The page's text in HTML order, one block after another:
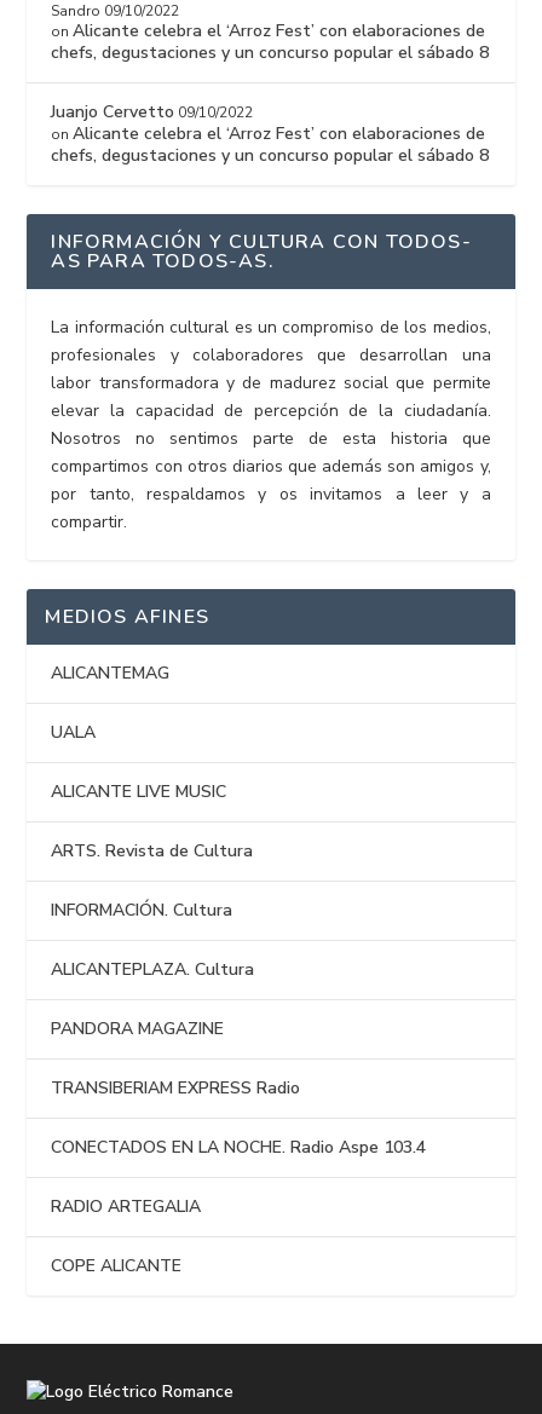
Sandro 09/10/2022
onAlicante celebra el ‘Arroz Fest’ con elaboraciones de
chefs, degustaciones y un concurso popular el sábado 8
Juanjo Cervetto 09/10/2022
onAlicante celebra el ‘Arroz Fest’ con elaboraciones de
chefs, degustaciones y un concurso popular el sábado 8
INFORMACIÓN Y CULTURA CON TODOS-
AS PARA TODOS-AS.
La información cultural es un compromiso de los medios,
profesionales y colaboradores que desarrollan una
labor transformadora y de madurez social que permite
elevar la capacidad de percepción de la ciudadanía.
Nosotros no sentimos parte de esta historia que
compartimos con otros diarios que además son amigos y,
por tanto, respaldamos y os invitamos a leer y a
compartir.
MEDIOS AFINES
ALICANTEMAG
UALA
ALICANTE LIVE MUSIC
ARTS. Revista de Cultura
INFORMACIÓN. Cultura
ALICANTEPLAZA. Cultura
PANDORA MAGAZINE
TRANSIBERIAM EXPRESS Radio
CONECTADOS EN LA NOCHE. Radio Aspe 103.4
RADIO ARTEGALIA
COPE ALICANTE